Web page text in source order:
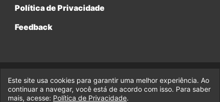
Política de Privacidade
Feedback
© 2017-2026 Legado da Marvel, uma empresa da Legado
Enterprises.
Este site usa cookies para garantir uma melhor experiência. Ao
continuar a navegar, você está de acordo com isso. Para saber
mais, acesse: Política de Privacidade.